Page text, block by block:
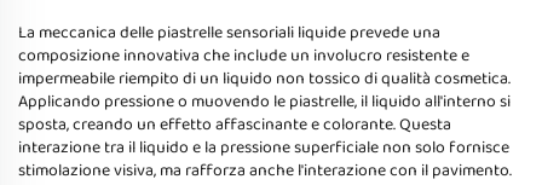
La meccanica delle piastrelle sensoriali liquide prevede una
composizione innovativa che include un involucro resistente e
impermeabile riempito di un liquido non tossico di qualità cosmetica.
Applicando pressione o muovendo le piastrelle, il liquido all'interno si
sposta, creando un effetto affascinante e colorante. Questa
interazione tra il liquido e la pressione superficiale non solo fornisce
stimolazione visiva, ma rafforza anche l'interazione con il pavimento.